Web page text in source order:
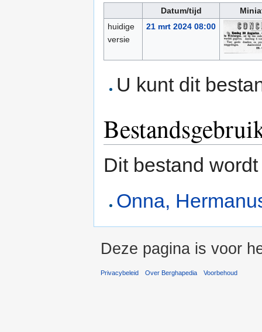
Datum/tijd
huidige
versie
21 mrt 2024 08:00
U kunt dit
Dit bestand
Onna,
Deze pagina is voor
Privacybeleid Over Berghapedia Voorbehoud